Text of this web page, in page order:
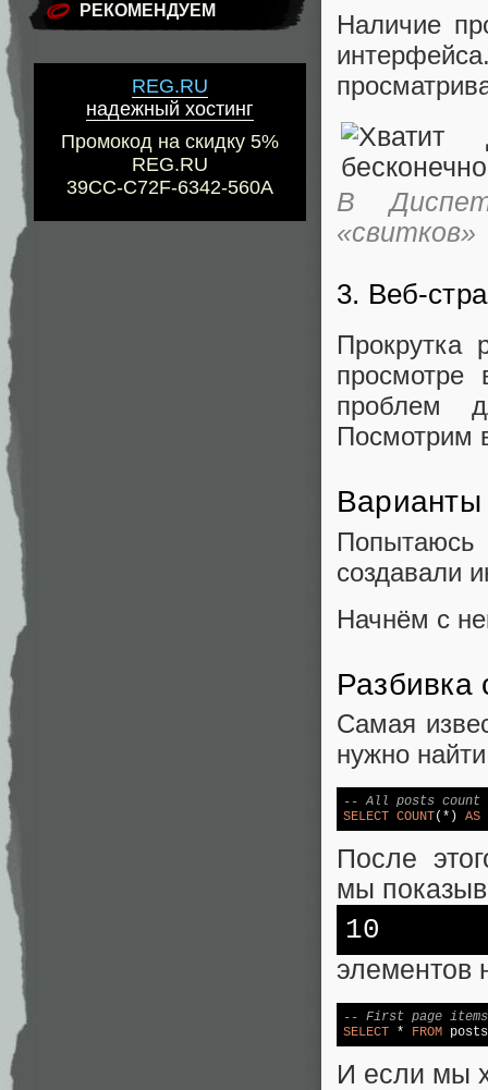
РЕКОМЕНДУЕМ
REG.RU
надежный хостинг
Промокод на скидку 5%
REG.RU
39CC-C72F-6342-560A
Наличие
В
«свитков»
3. Веб-
просмотре
проблем
Посмотрим
Варианты
создавали
Начнём с
Разбивка
Cамая
нужно
-- All posts count
SELECT COUNT(*) AS
После
мы
10
элементов
-- First page items
SELECT * FROM
И если мы